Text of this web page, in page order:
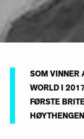
SOM VINNER
WORLD I
FØRSTE